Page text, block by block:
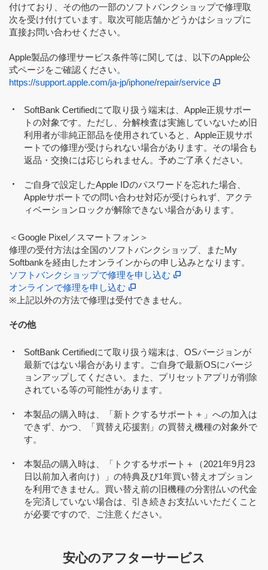
付けており、その他の一部のソフトバンクショップで修理取
次を受け付けています。取次可能店舗かどうかはショップに
直接お問い合わせください。
Apple製品の修理サービス条件等に関しては、以下のApple公
式ページをご確認ください。
https://support.apple.com/ja-jp/iphone/repair/service
SoftBank Certifiedにて取り扱う端末は、Apple正規サポー
トの対象です。ただし、分解検査は実施していないため旧
利用者が非純正部品を使用されていると、Apple正規サポ
ートでの修理が受けられない場合があります。その場合も
返品・交換には応じられません。予めご了承ください。
ご自身で設定したApple IDのパスワードを忘れた場合、
Appleサポートでの問い合わせ対応が受けられず、アクテ
ィベーションロックが解除できない場合があります。
＜Google Pixel／スマートフォン＞
修理の受付方法は全国のソフトバンクショップ、またMy
Softbankを経由したオンラインからの申し込みとなります。
ソフトバンクショップで修理を申し込む
オンラインで修理を申し込む
※上記以外の方法で修理は受付できません。
その他
SoftBank Certifiedにて取り扱う端末は、OSバージョンが
最新ではない場合があります。ご自身で最新OSにバージ
ョンアップしてください。また、プリセットアプリが削除
されている等の可能性があります。
本製品の購入時は、「新トクするサポート＋」への加入は
できず、かつ、「買替え応援割」の買替え機種の対象外で
す。
本製品の購入時は、「トクするサポート＋（2021年9月23
日以前加入者向け）」の特典及び1年買い替えオプション
を利用できません。買い替え前の旧機種の分割払いの代金
を完済していない場合は、引き続きお支払いいただくこと
が必要ですので、ご注意ください。
安心のアフターサービス